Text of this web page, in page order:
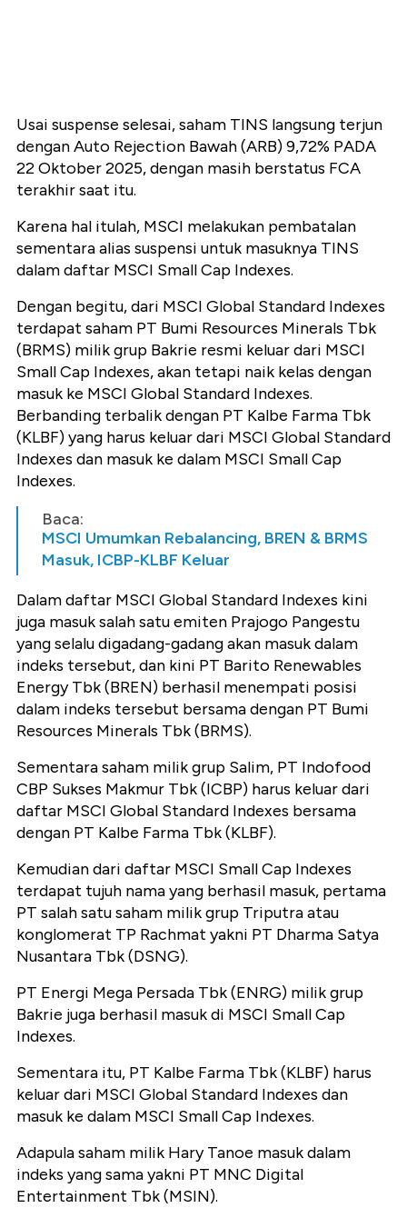
Usai suspense selesai, saham TINS langsung terjun
dengan Auto Rejection Bawah (ARB) 9,72% PADA
22 Oktober 2025, dengan masih berstatus FCA
terakhir saat itu.
Karena hal itulah, MSCI melakukan pembatalan
sementara alias suspensi untuk masuknya TINS
dalam daftar MSCI Small Cap Indexes.
Dengan begitu, dari MSCI Global Standard Indexes
terdapat saham PT Bumi Resources Minerals Tbk
(BRMS) milik grup Bakrie resmi keluar dari MSCI
Small Cap Indexes, akan tetapi naik kelas dengan
masuk ke MSCI Global Standard Indexes.
Berbanding terbalik dengan PT Kalbe Farma Tbk
(KLBF) yang harus keluar dari MSCI Global Standard
Indexes dan masuk ke dalam MSCI Small Cap
Indexes.
Baca:
MSCI Umumkan Rebalancing, BREN & BRMS
Masuk, ICBP-KLBF Keluar
Dalam daftar MSCI Global Standard Indexes kini
juga masuk salah satu emiten Prajogo Pangestu
yang selalu digadang-gadang akan masuk dalam
indeks tersebut, dan kini PT Barito Renewables
Energy Tbk (BREN) berhasil menempati posisi
dalam indeks tersebut bersama dengan PT Bumi
Resources Minerals Tbk (BRMS).
Sementara saham milik grup Salim, PT Indofood
CBP Sukses Makmur Tbk (ICBP) harus keluar dari
daftar MSCI Global Standard Indexes bersama
dengan PT Kalbe Farma Tbk (KLBF).
Kemudian dari daftar MSCI Small Cap Indexes
terdapat tujuh nama yang berhasil masuk, pertama
PT salah satu saham milik grup Triputra atau
konglomerat TP Rachmat yakni PT Dharma Satya
Nusantara Tbk (DSNG).
PT Energi Mega Persada Tbk (ENRG) milik grup
Bakrie juga berhasil masuk di MSCI Small Cap
Indexes.
Sementara itu, PT Kalbe Farma Tbk (KLBF) harus
keluar dari MSCI Global Standard Indexes dan
masuk ke dalam MSCI Small Cap Indexes.
Adapula saham milik Hary Tanoe masuk dalam
indeks yang sama yakni PT MNC Digital
Entertainment Tbk (MSIN).